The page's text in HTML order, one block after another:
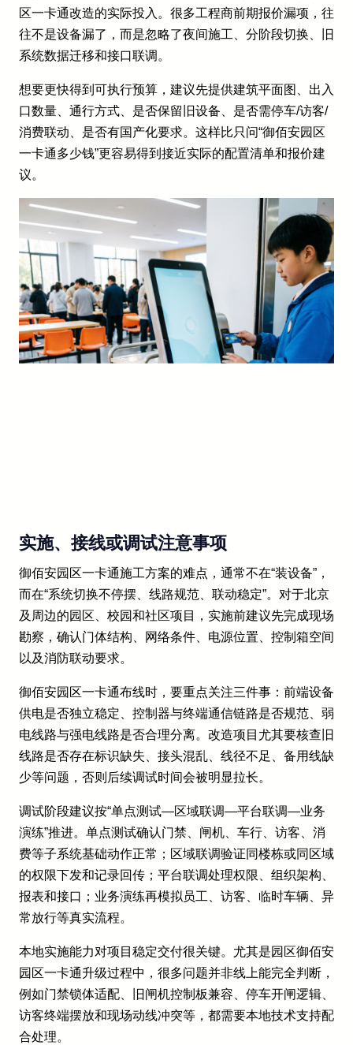
区一卡通改造的实际投入。很多工程商前期报价漏项，往
往不是设备漏了，而是忽略了夜间施工、分阶段切换、旧
系统数据迁移和接口联调。
想要更快得到可执行预算，建议先提供建筑平面图、出入
口数量、通行方式、是否保留旧设备、是否需停车/访客/
消费联动、是否有国产化要求。这样比只问“御佰安园区
一卡通多少钱”更容易得到接近实际的配置清单和报价建
议。
实施、接线或调试注意事项
御佰安园区一卡通施工方案的难点，通常不在“装设备”，
而在“系统切换不停摆、线路规范、联动稳定”。对于北京
及周边的园区、校园和社区项目，实施前建议先完成现场
勘察，确认门体结构、网络条件、电源位置、控制箱空间
以及消防联动要求。
御佰安园区一卡通布线时，要重点关注三件事：前端设备
供电是否独立稳定、控制器与终端通信链路是否规范、弱
电线路与强电线路是否合理分离。改造项目尤其要核查旧
线路是否存在标识缺失、接头混乱、线径不足、备用线缺
少等问题，否则后续调试时间会被明显拉长。
调试阶段建议按“单点测试—区域联调—平台联调—业务
演练”推进。单点测试确认门禁、闸机、车行、访客、消
费等子系统基础动作正常；区域联调验证同楼栋或同区域
的权限下发和记录回传；平台联调处理权限、组织架构、
报表和接口；业务演练再模拟员工、访客、临时车辆、异
常放行等真实流程。
本地实施能力对项目稳定交付很关键。尤其是园区御佰安
园区一卡通升级过程中，很多问题并非线上能完全判断，
例如门禁锁体适配、旧闸机控制板兼容、停车开闸逻辑、
访客终端摆放和现场动线冲突等，都需要本地技术支持配
合处理。